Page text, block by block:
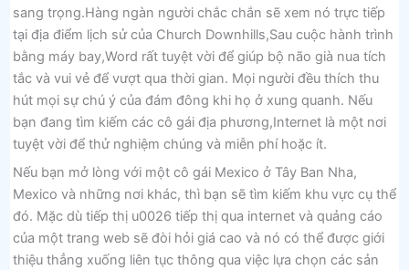
sang trọng.Hàng ngàn người chắc chắn sẽ xem nó trực tiếp
tại địa điểm lịch sử của Church Downhills,Sau cuộc hành trình
bằng máy bay,Word rất tuyệt vời để giúp bộ não già nua tích
tắc và vui vẻ để vượt qua thời gian. Mọi người đều thích thu
hút mọi sự chú ý của đám đông khi họ ở xung quanh. Nếu
bạn đang tìm kiếm các cô gái địa phương,Internet là một nơi
tuyệt vời để thử nghiệm chúng và miễn phí hoặc ít.
Nếu bạn mở lòng với một cô gái Mexico ở Tây Ban Nha,
Mexico và những nơi khác, thì bạn sẽ tìm kiếm khu vực cụ thể
đó. Mặc dù tiếp thị u0026 tiếp thị qua internet và quảng cáo
của một trang web sẽ đòi hỏi giá cao và nó có thể được giới
thiệu thẳng xuống liên tục thông qua việc lựa chọn các sản